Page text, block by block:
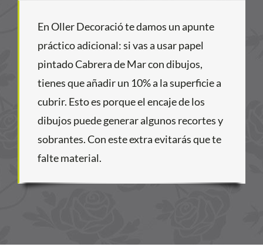
En Oller Decoració te damos un apunte
práctico adicional: si vas a usar papel
pintado Cabrera de Mar con dibujos,
tienes que añadir un 10% a la superficie a
cubrir. Esto es porque el encaje de los
dibujos puede generar algunos recortes y
sobrantes. Con este extra evitarás que te
falte material.